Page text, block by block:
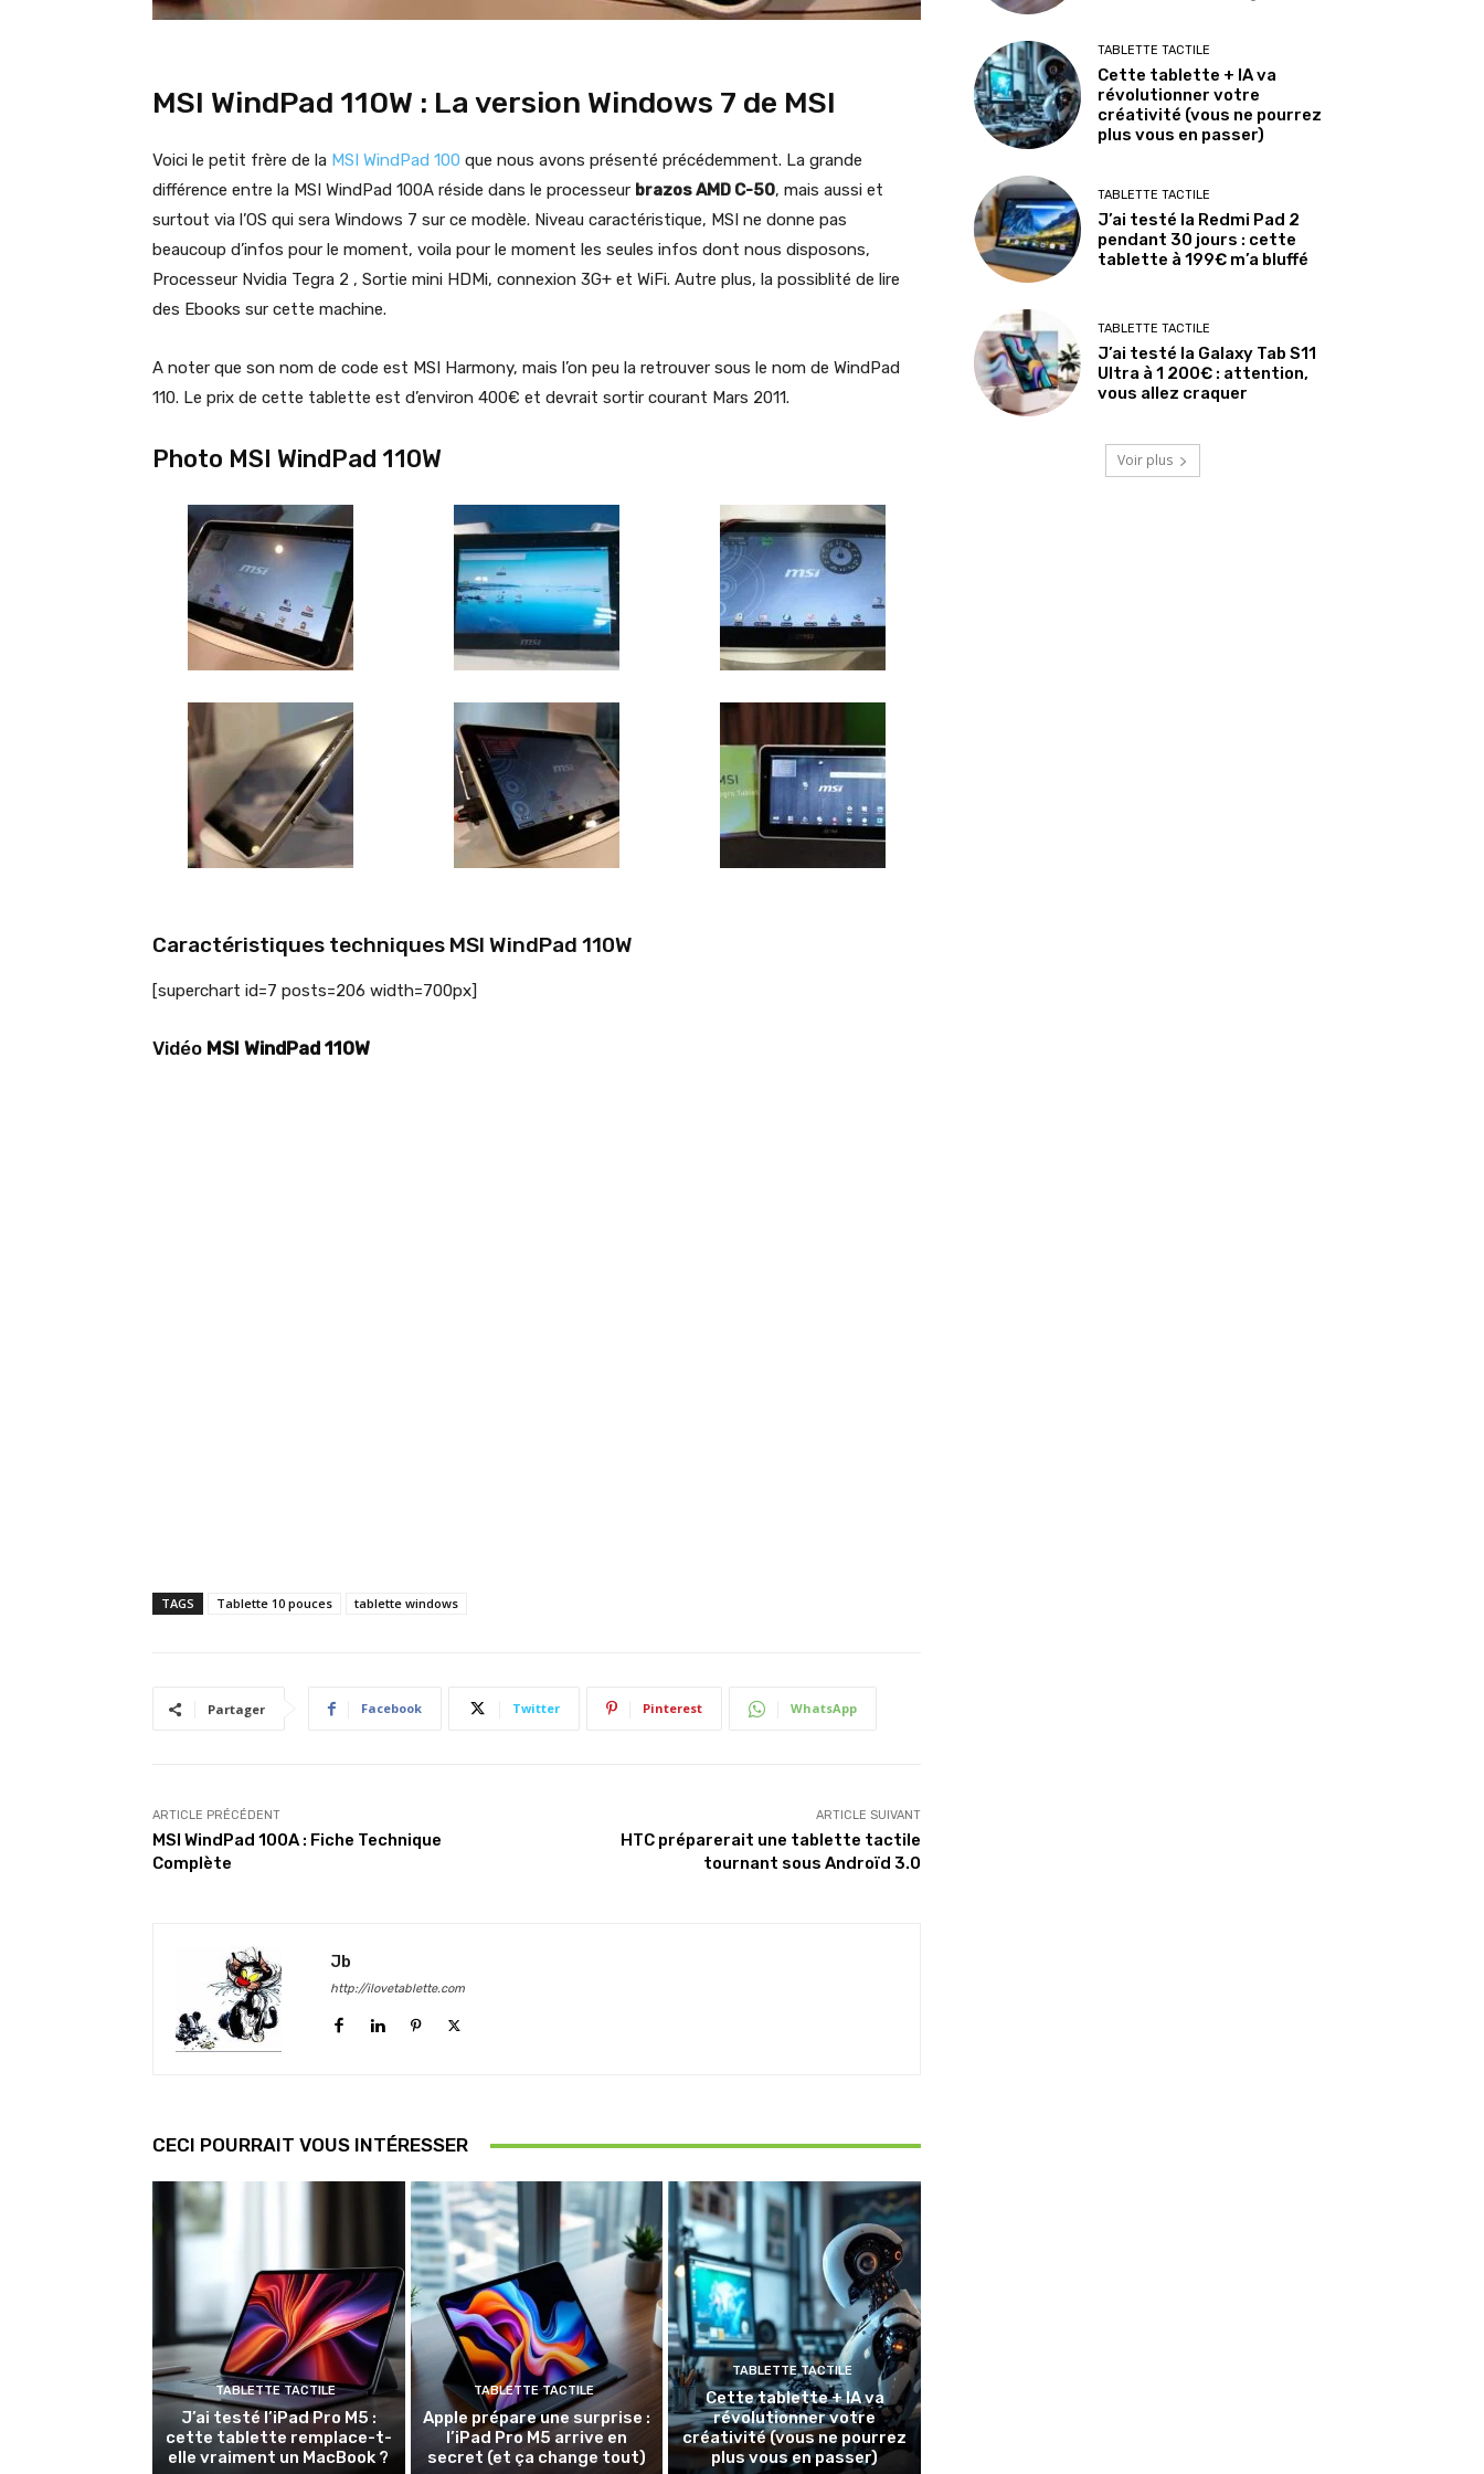
MSI WindPad 110W : La version Windows 7 de MSI
Voici le petit frère de la MSI WindPad 100 que nous avons présenté précédemment. La grande
différence entre la MSI WindPad 100A réside dans le processeur brazos AMD C-50, mais aussi et
surtout via l’OS qui sera Windows 7 sur ce modèle. Niveau caractéristique, MSI ne donne pas
beaucoup d’infos pour le moment, voila pour le moment les seules infos dont nous disposons,
Processeur Nvidia Tegra 2 , Sortie mini HDMi, connexion 3G+ et WiFi. Autre plus, la possiblité de lire
des Ebooks sur cette machine.
A noter que son nom de code est MSI Harmony, mais l’on peu la retrouver sous le nom de WindPad
110. Le prix de cette tablette est d’environ 400€ et devrait sortir courant Mars 2011.
Photo MSI WindPad 110W
Caractéristiques techniques MSI WindPad 110W
[superchart id=7 posts=206 width=700px]
Vidéo MSI WindPad 110W
TAGS Tablette 10 pouces tablette windows
Partager Facebook Twitter Pinterest WhatsApp
ARTICLE PRÉCÉDENT
MSI WindPad 100A : Fiche Technique
Complète
ARTICLE SUIVANT
HTC préparerait une tablette tactile
tournant sous Androïd 3.0
Jb
http://ilovetablette.com
CECI POURRAIT VOUS INTÉRESSER
TABLETTE TACTILE
J’ai testé l’iPad Pro M5 :
cette tablette remplace-t-
elle vraiment un MacBook ?
TABLETTE TACTILE
Apple prépare une surprise :
l’iPad Pro M5 arrive en
secret (et ça change tout)
TABLETTE TACTILE
Cette tablette + IA va
révolutionner votre
créativité (vous ne pourrez
plus vous en passer)
TABLETTE TACTILE
Cette tablette + IA va
révolutionner votre
créativité (vous ne pourrez
plus vous en passer)
TABLETTE TACTILE
J’ai testé la Redmi Pad 2
pendant 30 jours : cette
tablette à 199€ m’a bluffé
TABLETTE TACTILE
J’ai testé la Galaxy Tab S11
Ultra à 1 200€ : attention,
vous allez craquer
Voir plus